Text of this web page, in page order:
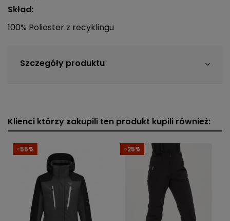
Skład:
100% Poliester z recyklingu
Szczegóły produktu
Klienci którzy zakupili ten produkt kupili również:
-55% -25%